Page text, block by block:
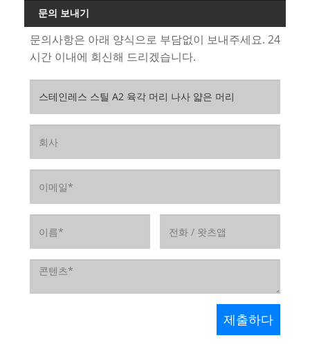
문의 보내기
문의사항은 아래 양식으로 부담없이 보내주세요. 24
시간 이내에 회신해 드리겠습니다.